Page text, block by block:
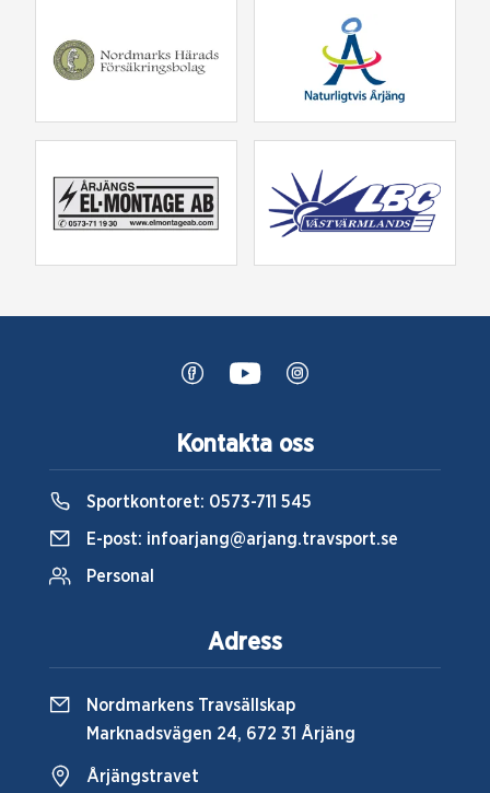
Kontakta oss
Sportkontoret: 0573-711 545
E-post: infoarjang@arjang.travsport.se
Personal
Adress
Nordmarkens Travsällskap
Marknadsvägen 24, 672 31 Årjäng
Årjängstravet